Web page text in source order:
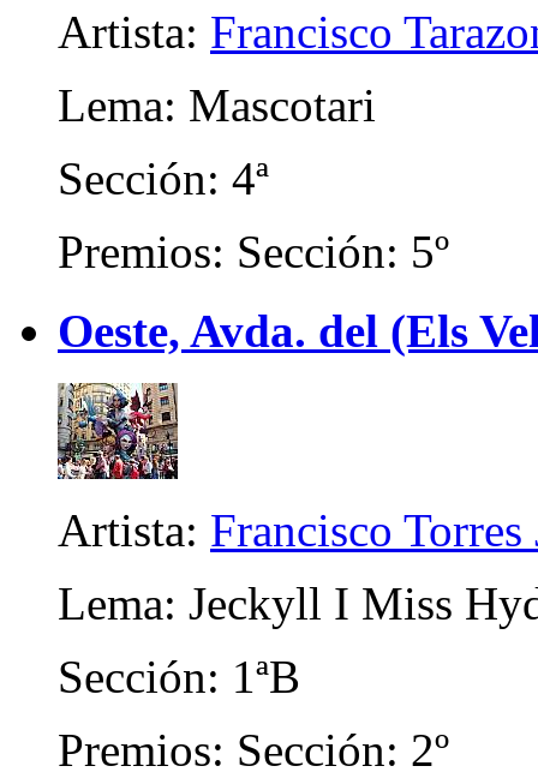
Artista: Francisco
Lema: Mascotari
Sección: 4ª
Premios: Sección: 5º
Oeste, Avda. del (Els
Artista: Francisco
Lema: Jeckyll I Miss
Sección: 1ªB
Premios: Sección: 2º